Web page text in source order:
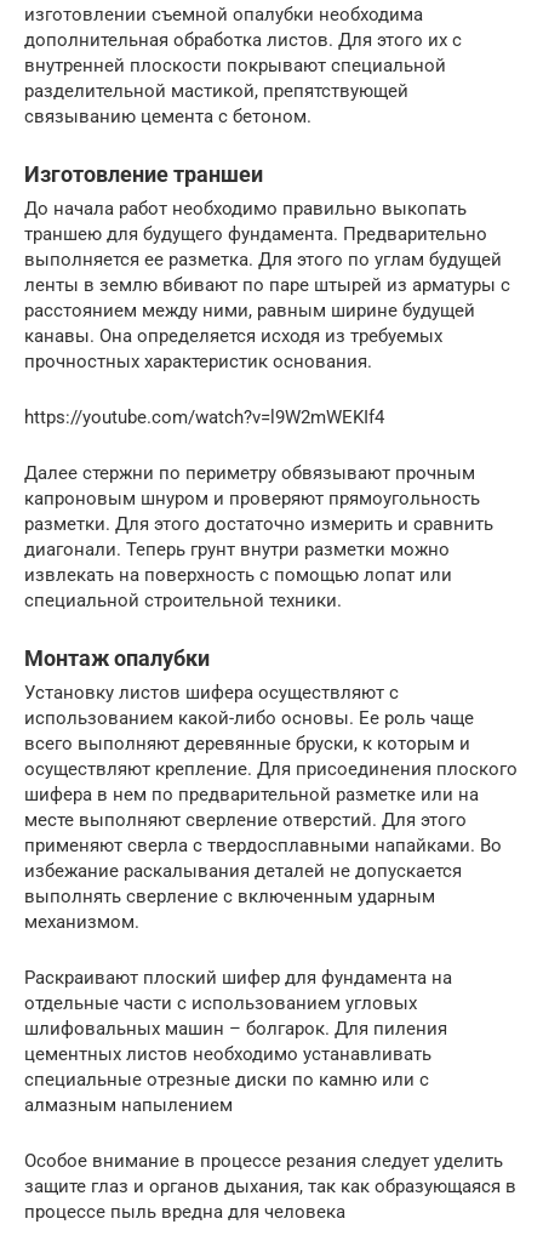
изготовлении съемной опалубки необходима
дополнительная обработка листов. Для этого их с
внутренней плоскости покрывают специальной
разделительной мастикой, препятствующей
связыванию цемента с бетоном.
Изготовление траншеи
До начала работ необходимо правильно выкопать
траншею для будущего фундамента. Предварительно
выполняется ее разметка. Для этого по углам будущей
ленты в землю вбивают по паре штырей из арматуры с
расстоянием между ними, равным ширине будущей
канавы. Она определяется исходя из требуемых
прочностных характеристик основания.
https://youtube.com/watch?v=l9W2mWEKIf4
Далее стержни по периметру обвязывают прочным
капроновым шнуром и проверяют прямоугольность
разметки. Для этого достаточно измерить и сравнить
диагонали. Теперь грунт внутри разметки можно
извлекать на поверхность с помощью лопат или
специальной строительной техники.
Монтаж опалубки
Установку листов шифера осуществляют с
использованием какой-либо основы. Ее роль чаще
всего выполняют деревянные бруски, к которым и
осуществляют крепление. Для присоединения плоского
шифера в нем по предварительной разметке или на
месте выполняют сверление отверстий. Для этого
применяют сверла с твердосплавными напайками. Во
избежание раскалывания деталей не допускается
выполнять сверление с включенным ударным
механизмом.
Раскраивают плоский шифер для фундамента на
отдельные части с использованием угловых
шлифовальных машин – болгарок. Для пиления
цементных листов необходимо устанавливать
специальные отрезные диски по камню или с
алмазным напылением
Особое внимание в процессе резания следует уделить
защите глаз и органов дыхания, так как образующаяся в
процессе пыль вредна для человека